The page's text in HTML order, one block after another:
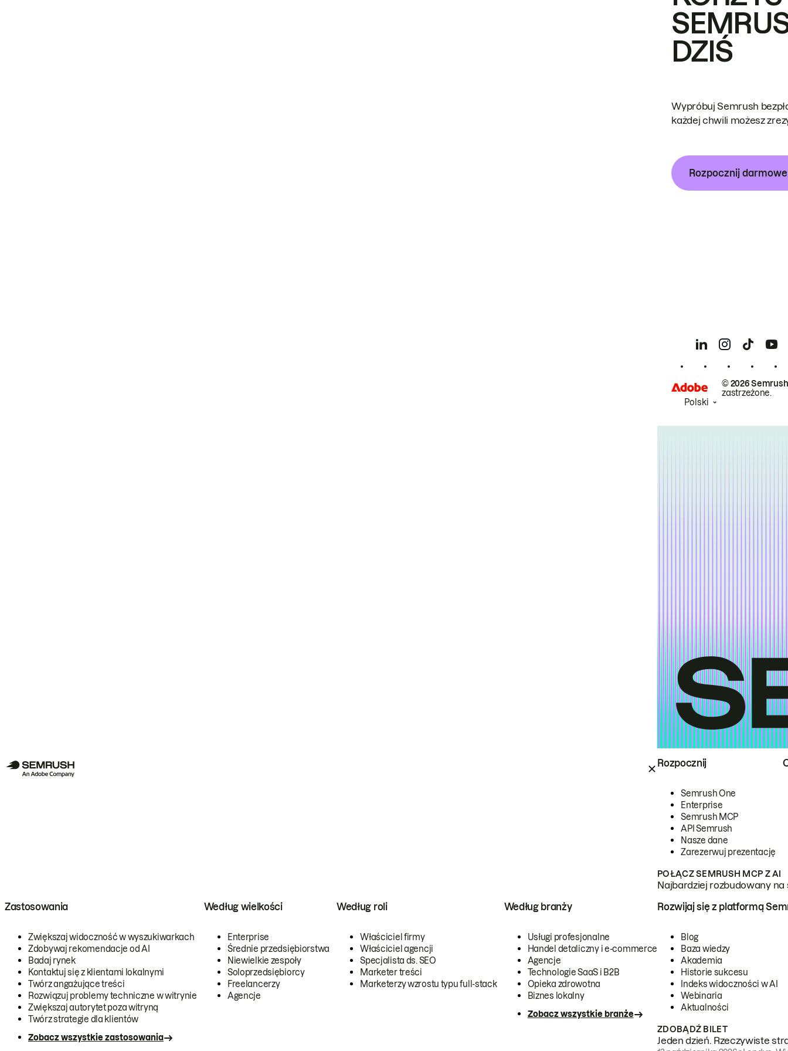
Rozpocznij
Semrush One
Enterprise
Semrush MCP
API Semrush
Nasze dane
Zarezerwuj prezentację
POŁĄCZ SEMRUSH MCP Z AI
Najbardziej rozbudowany
Zastosowania
Zwiększaj widoczność w wyszukiwarkach
Zdobywaj rekomendacje od AI
Badaj rynek
Kontaktuj się z klientami lokalnymi
Twórz angażujące treści
Rozwiązuj problemy techniczne w witrynie
Zwiększaj autorytet poza witryną
Twórz strategie dla klientów
Zobacz wszystkie zastosowania
Według wielkości
Enterprise
Średnie przedsiębiorstwa
Niewielkie zespoły
Soloprzedsiębiorcy
Freelancerzy
Agencje
Według roli
Właściciel firmy
Właściciel agencji
Specjalista ds. SEO
Marketer treści
Marketerzy wzrostu typu full-stack
Według branży
Usługi profesjonalne
Handel detaliczny i e-commerce
Agencje
Technologie SaaS i B2B
Opieka zdrowotna
Biznes lokalny
Zobacz wszystkie branże
Rozwijaj się z platformą
Blog
Baza wiedzy
Akademia
Historie sukcesu
Indeks widoczności w AI
Webinaria
Aktualności
ZDOBĄDŹ BILET
Jeden dzień. Rzeczywiste
DZIŚ
Wypróbuj Semrush
każdej chwili możesz
Rozpocznij
© 2026
zastrzeżone.
Polski